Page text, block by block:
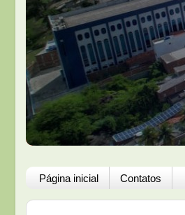
Página inicial Contatos